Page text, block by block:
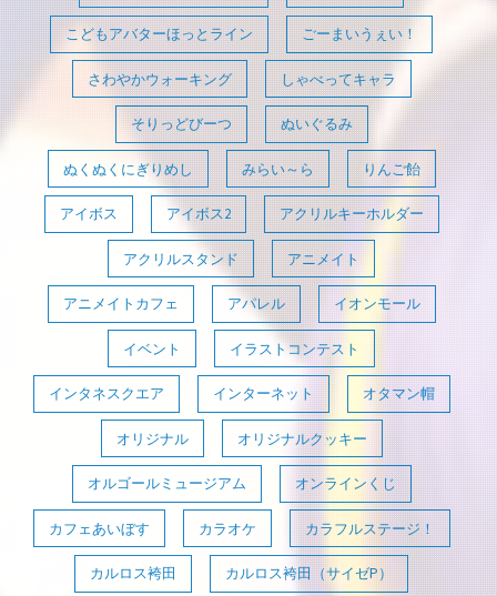
こどもアバターほっとライン ごーまいうぇい！
さわやかウォーキング しゃべってキャラ
そりっどびーつ ぬいぐるみ
ぬくぬくにぎりめし みらい～ら りんご飴
アイボス アイボス2 アクリルキーホルダー
アクリルスタンド アニメイト
アニメイトカフェ アパレル イオンモール
イベント イラストコンテスト
インタネスクエア インターネット オタマン帽
オリジナル オリジナルクッキー
オルゴールミュージアム オンラインくじ
カフェあいぼす カラオケ カラフルステージ！
カルロス袴田 カルロス袴田（サイゼP）